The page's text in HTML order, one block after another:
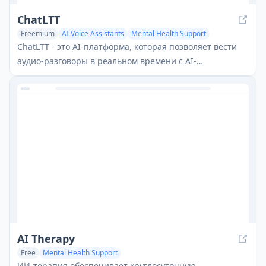
ChatLTT
Freemium AI Voice Assistants
Mental Health Support
AI Voice Chat Generator
ChatLTT - это AI-платформа, которая позволяет вести
аудио-разговоры в реальном времени с AI-
инфлюенсерами по различным темам с
использованием специально обученных языковых
AI Therapy
Free Mental Health Support